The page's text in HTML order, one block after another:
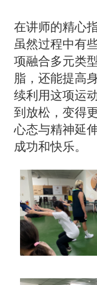
在讲师的精心
虽然过程中有
项融合多元类
脂，还能提高
续利用这项运
到放松，变得
心态与精神延
成功和快乐。